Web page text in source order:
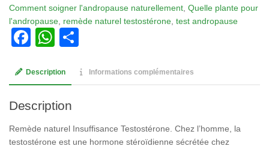
Comment soigner l'andropause naturellement Quelle plante pour
l'andropause remède naturel testostérone test andropause
Facebook
WhatsApp
Description Informations complémentaires
Description
Remède naturel Insuffisance Testostérone. Chez l’homme, la
testostérone est une hormone stéroïdienne sécrétée chez